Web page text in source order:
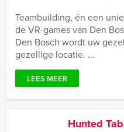
Teambuilding, én een
de VR-games van Den
Den Bosch wordt uw
gezellige locatie. ...
LEES MEER
Hunted